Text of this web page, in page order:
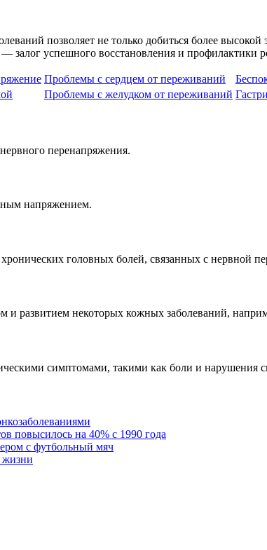
позволяет не только добиться более
залог успешного восстановления и профилактики
Проблемы с сердцем от переживаний
Проблемы с желудком от переживаний
перенапряжения.
напряжением.
головных болей, связанных с нервной
и развитием некоторых кожных заболеваний,
симптомами, такими как боли и нарушения
повысилось на 40% с 1990 года
с футбольный мяч
жизни